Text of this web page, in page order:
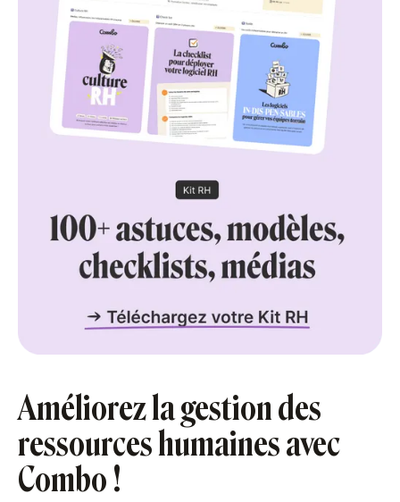
Améliorez la gestion des
ressources humaines avec
Combo !